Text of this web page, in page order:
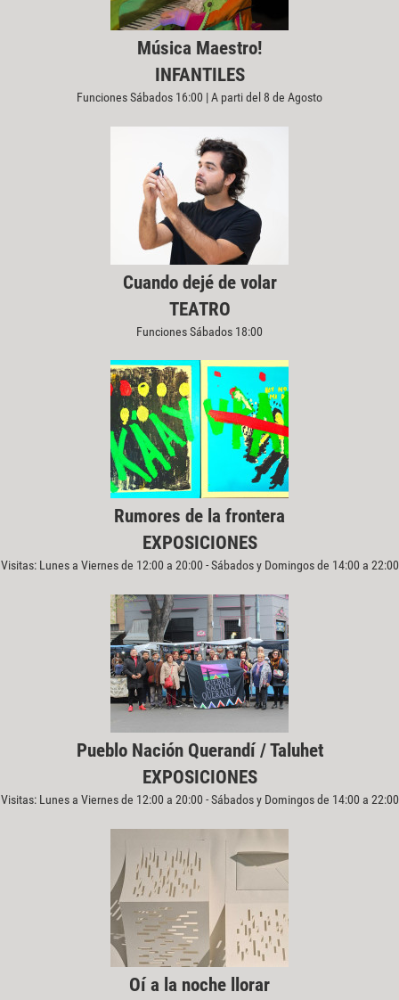
Música Maestro!
INFANTILES
Funciones Sábados 16:00 | A parti del 8 de Agosto
Cuando dejé de volar
TEATRO
Funciones Sábados 18:00
Rumores de la frontera
EXPOSICIONES
Visitas: Lunes a Viernes de 12:00 a 20:00 - Sábados y Domingos de 14:00 a 22:00
Pueblo Nación Querandí / Taluhet
EXPOSICIONES
Visitas: Lunes a Viernes de 12:00 a 20:00 - Sábados y Domingos de 14:00 a 22:00
Oí a la noche llorar